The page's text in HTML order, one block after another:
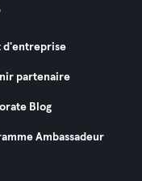
d'entreprise
partenaire
Blog
Ambassadeur